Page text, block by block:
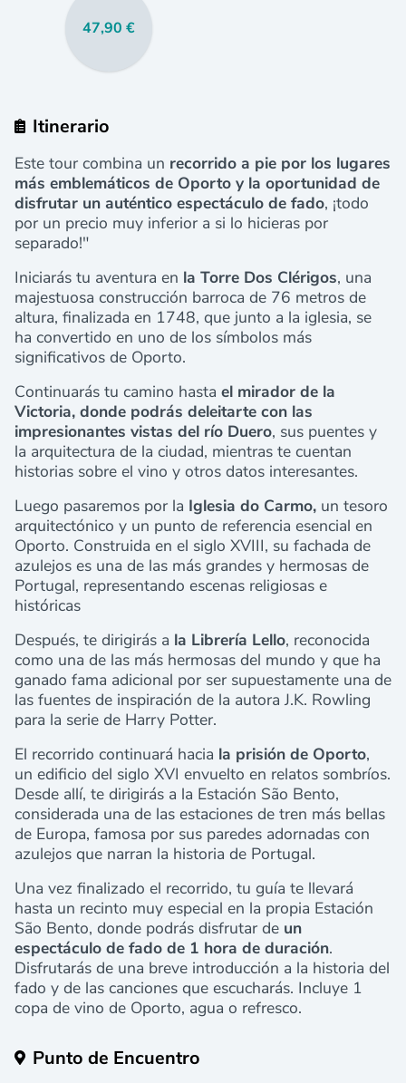
47,90 €
Itinerario
Este tour combina un recorrido a pie por los lugares
más emblemáticos de Oporto y la oportunidad de
disfrutar un auténtico espectáculo de fado, ¡todo
por un precio muy inferior a si lo hicieras por
separado!"
Iniciarás tu aventura en la Torre Dos Clérigos, una
majestuosa construcción barroca de 76 metros de
altura, finalizada en 1748, que junto a la iglesia, se
ha convertido en uno de los símbolos más
significativos de Oporto.
Continuarás tu camino hasta el mirador de la
Victoria, donde podrás deleitarte con las
impresionantes vistas del río Duero, sus puentes y
la arquitectura de la ciudad, mientras te cuentan
historias sobre el vino y otros datos interesantes.
Luego pasaremos por la Iglesia do Carmo, un tesoro
arquitectónico y un punto de referencia esencial en
Oporto. Construida en el siglo XVIII, su fachada de
azulejos es una de las más grandes y hermosas de
Portugal, representando escenas religiosas e
históricas
Después, te dirigirás a la Librería Lello, reconocida
como una de las más hermosas del mundo y que ha
ganado fama adicional por ser supuestamente una de
las fuentes de inspiración de la autora J.K. Rowling
para la serie de Harry Potter.
El recorrido continuará hacia la prisión de Oporto,
un edificio del siglo XVI envuelto en relatos sombríos.
Desde allí, te dirigirás a la Estación São Bento,
considerada una de las estaciones de tren más bellas
de Europa, famosa por sus paredes adornadas con
azulejos que narran la historia de Portugal.
Una vez finalizado el recorrido, tu guía te llevará
hasta un recinto muy especial en la propia Estación
São Bento, donde podrás disfrutar de un
espectáculo de fado de 1 hora de duración.
Disfrutarás de una breve introducción a la historia del
fado y de las canciones que escucharás. Incluye 1
copa de vino de Oporto, agua o refresco.
Punto de Encuentro